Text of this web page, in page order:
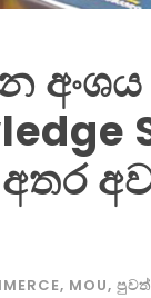
, MOU, පුවත්